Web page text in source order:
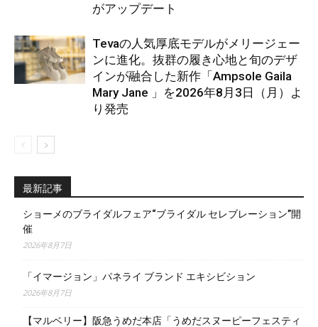
がアップデート
Tevaの人気厚底モデルがメリージェー
ンに進化。抜群の履き心地と旬のデザ
インが融合した新作「Ampsole Gaila
Mary Jane 」を2026年8月3日（月）よ
り発売
最新記事
ショーメのブライダルフェア“ブライダル セレブレーション”開
催
2026年8月7日
「イマージョン」パネライ ブランド エキシビション
2026年8月7日
【マルベリー】阪急うめだ本店「うめだスヌーピーフェスティ